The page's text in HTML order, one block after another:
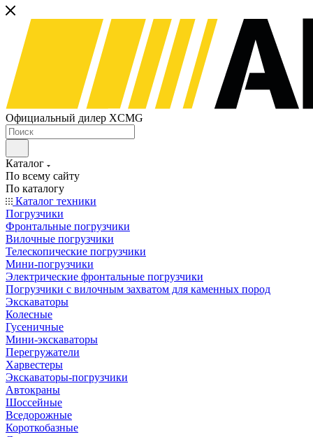
Официальный дилер XCMG
Каталог
По всему сайту
По каталогу
Каталог техники
Погрузчики
Фронтальные погрузчики
Вилочные погрузчики
Телескопические погрузчики
Мини-погрузчики
Электрические фронтальные погрузчики
Погрузчики с вилочным захватом для каменных пород
Экскаваторы
Колесные
Гусеничные
Мини-экскаваторы
Перегружатели
Харвестеры
Экскаваторы-погрузчики
Автокраны
Шоссейные
Вседорожные
Короткобазные